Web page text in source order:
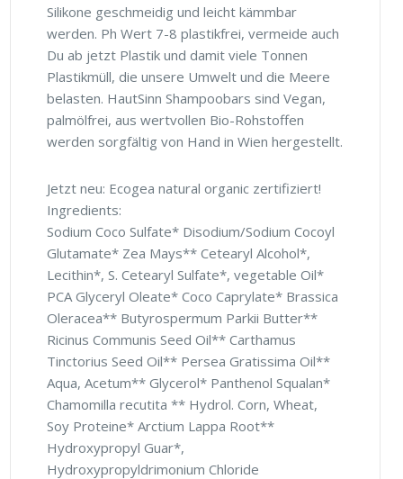
Silikone geschmeidig und leicht kämmbar
werden. Ph Wert 7-8 plastikfrei, vermeide auch
Du ab jetzt Plastik und damit viele Tonnen
Plastikmüll, die unsere Umwelt und die Meere
belasten. HautSinn Shampoobars sind Vegan,
palmölfrei, aus wertvollen Bio-Rohstoffen
werden sorgfältig von Hand in Wien hergestellt.
Jetzt neu: Ecogea natural organic zertifiziert!
Ingredients:
Sodium Coco Sulfate* Disodium/Sodium Cocoyl
Glutamate* Zea Mays** Cetearyl Alcohol*,
Lecithin*, S. Cetearyl Sulfate*, vegetable Oil*
PCA Glyceryl Oleate* Coco Caprylate* Brassica
Oleracea** Butyrospermum Parkii Butter**
Ricinus Communis Seed Oil** Carthamus
Tinctorius Seed Oil** Persea Gratissima Oil**
Aqua, Acetum** Glycerol* Panthenol Squalan*
Chamomilla recutita ** Hydrol. Corn, Wheat,
Soy Proteine* Arctium Lappa Root**
Hydroxypropyl Guar*,
Hydroxypropyldrimonium Chloride